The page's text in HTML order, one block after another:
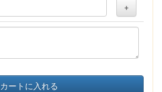
+
カートに入れる